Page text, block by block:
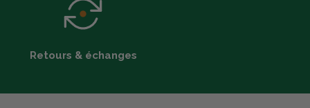
Retours & échanges